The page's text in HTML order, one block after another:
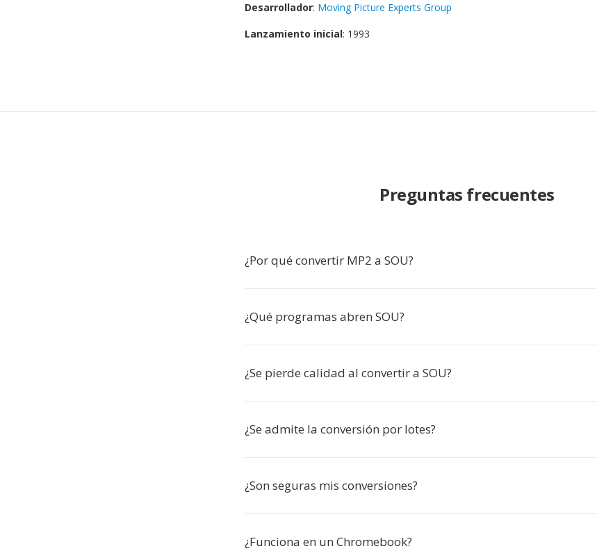
Desarrollador: Moving Picture Experts Group
Lanzamiento inicial: 1993
Preguntas frecuentes
¿Por qué convertir MP2 a SOU?
¿Qué programas abren SOU?
¿Se pierde calidad al convertir a SOU?
¿Se admite la conversión por lotes?
¿Son seguras mis conversiones?
¿Funciona en un Chromebook?